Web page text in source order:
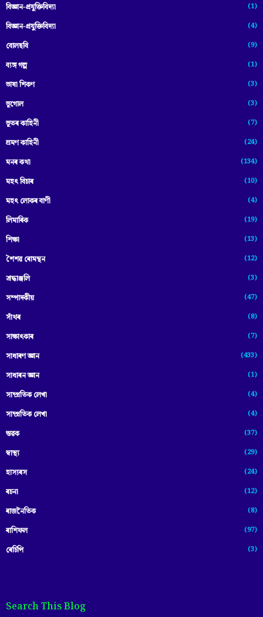
বিজ্ঞান-প্রযুক্তিবিদ্যা (1)
বিজ্ঞান-প্ৰযুক্তিবিদ্যা (4)
বোলছবি (9)
ব্যঙ্গ গল্প (1)
ভাষা শিকণ (3)
ভূগোল (3)
ভূতৰ কাহিনী (7)
ভ্ৰমণ কাহিনী (24)
মনৰ কথা (134)
মহৎ বিচাৰ (10)
মহৎ লোকৰ বাণী (4)
লিমাৰিক (19)
শিক্ষা (13)
শৈশৱ ৰোমন্থন (12)
শ্ৰদ্ধাঞ্জলি (3)
সম্পাদকীয় (47)
সাঁথৰ (8)
সাক্ষাৎকাৰ (7)
সাধাৰণ জ্ঞান (433)
সাধাৰন জ্ঞান (1)
সাম্প্রতিক লেখা (4)
সাম্প্ৰতিক লেখা (4)
স্তৱক (37)
স্বাস্থ্য (29)
হাস্যৰস (24)
ৰচনা (12)
ৰাজনৈতিক (8)
ৰাশিফল (97)
ৰেচিপি (3)
Search This Blog